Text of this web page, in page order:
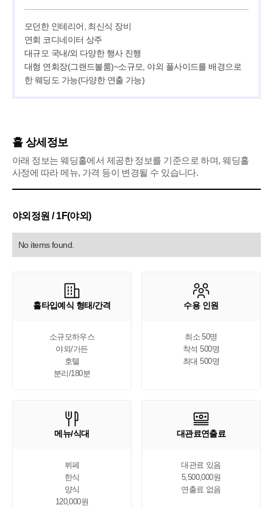
모던한 인테리어, 최신식 장비
연회 코디네이터 상주
대규모 국내/외 다양한 행사 진행
대형 연회장(그랜드볼룸)~소규모, 야외 풀사이드를 배경으로
한 웨딩도 가능(다양한 연출 가능)
홀 상세정보
아래 정보는 웨딩홀에서 제공한 정보를 기준으로 하며, 웨딩홀
사정에 따라 메뉴, 가격 등이 변경될 수 있습니다.
야외정원 / 1F(야외)
No items found.
홀타입예식 형태/간격
소규모하우스
야외/가든
호텔
분리/180분
수용 인원
최소 50명
착석 500명
최대 500명
메뉴/식대
뷔페
한식
양식
120,000원
대관료연출료
대관료 있음
5,500,000원
연출료 없음